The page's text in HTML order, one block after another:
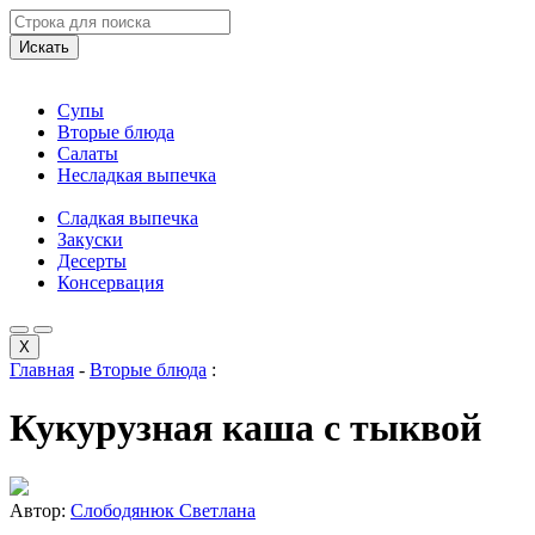
Искать
Супы
Вторые блюда
Салаты
Несладкая выпечка
Сладкая выпечка
Закуски
Десерты
Консервация
X
Главная - Вторые блюда :
Кукурузная каша с тыквой
Автор: Слободянюк Светлана